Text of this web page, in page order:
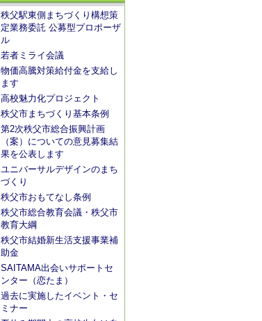
秩父駅東側まちづくり構想策
定業務委託 公募型プロポーザ
ル
若者ミライ会議
物価高騰対策給付金を支給し
ます
高校魅力化プロジェクト
秩父市まちづくり基本条例
第2次秩父市総合振興計画
（案）についての意見募集結
果を公表します
ユニバーサルデザインのまち
づくり
秩父市おもてなし条例
秩父市総合教育会議・秩父市
教育大綱
秩父市結婚新生活支援事業補
助金
SAITAMA出会いサポートセ
ンター（恋たま）
過去に実施したイベント・セ
ミナー